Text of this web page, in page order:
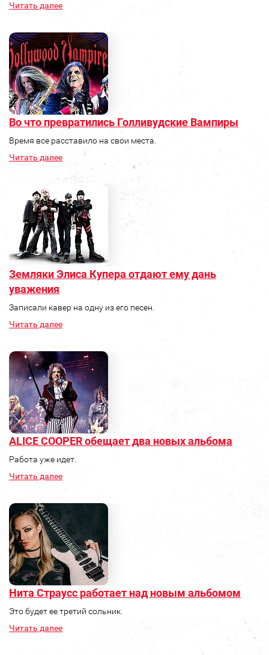
Читать далее
Во что превратились Голливудские Вампиры
Время все расставило на свои места.
Читать далее
Земляки Элиса Купера отдают ему дань
уважения
Записали кавер на одну из его песен.
Читать далее
ALICE COOPER обещает два новых альбома
Работа уже идет.
Читать далее
Нита Страусс работает над новым альбомом
Это будет ее третий сольник.
Читать далее